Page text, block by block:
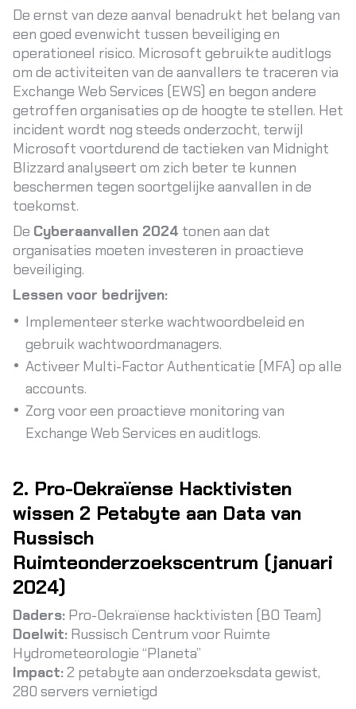
De ernst van deze aanval benadrukt het belang van
een goed evenwicht tussen beveiliging en
operationeel risico. Microsoft gebruikte auditlogs
om de activiteiten van de aanvallers te traceren via
Exchange Web Services (EWS) en begon andere
getroffen organisaties op de hoogte te stellen. Het
incident wordt nog steeds onderzocht, terwijl
Microsoft voortdurend de tactieken van Midnight
Blizzard analyseert om zich beter te kunnen
beschermen tegen soortgelijke aanvallen in de
toekomst.
De Cyberaanvallen 2024 tonen aan dat
organisaties moeten investeren in proactieve
beveiliging.
Lessen voor bedrijven:
Implementeer sterke wachtwoordbeleid en
gebruik wachtwoordmanagers.
Activeer Multi-Factor Authenticatie (MFA) op alle
accounts.
Zorg voor een proactieve monitoring van
Exchange Web Services en auditlogs.
2. Pro-Oekraïense Hacktivisten
wissen 2 Petabyte aan Data van
Russisch
Ruimteonderzoekscentrum (januari
2024)
Daders: Pro-Oekraïense hacktivisten (BO Team)
Doelwit: Russisch Centrum voor Ruimte
Hydrometeorologie “Planeta”
Impact:2 petabyte aan onderzoeksdata gewist,
280 servers vernietigd